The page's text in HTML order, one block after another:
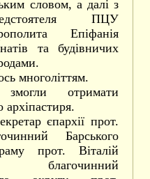
словом, а далі з
ПЦУ
Епіфанія
та будівничих
многоліттям.
отримати
архіпастиря.
єпархії прот.
Барського
прот. Віталій